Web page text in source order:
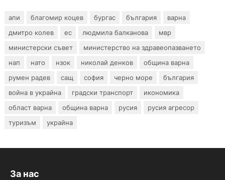
апи благомир коцев бургас българия
варна
дмитро колев
ес людмила балканова
мвр
министерски съвет
министерство на здравеопазването
нап
нато нзок николай денков
община варна
румен радев
сащ софия черно море
българия
война в украйна
градски транспорт
икономика
област варна
община варна русия
русия агресор
туризъм
украйна
За нас